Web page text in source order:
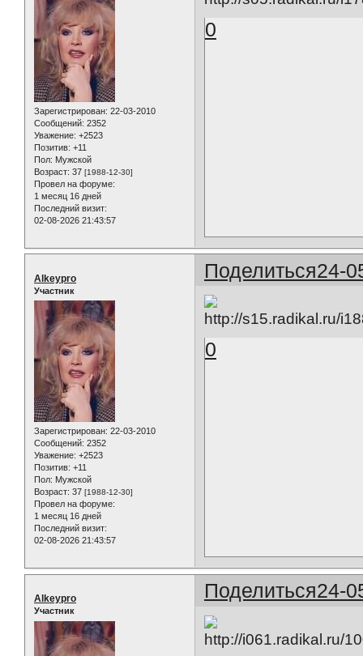
Зарегистрирован: 22-03-2010
Сообщений: 2352
Уважение: +2523
Позитив: +11
Пол: Мужской
Возраст: 37 [1988-12-30]
Провел на форуме:
1 месяц 16 дней
Последний визит:
02-08-2026 21:43:57
0
Поделиться24-
Alkeypro
Участник
Зарегистрирован: 22-03-2010
Сообщений: 2352
Уважение: +2523
Позитив: +11
Пол: Мужской
Возраст: 37 [1988-12-30]
Провел на форуме:
1 месяц 16 дней
Последний визит:
02-08-2026 21:43:57
0
Поделиться24-
Alkeypro
Участник